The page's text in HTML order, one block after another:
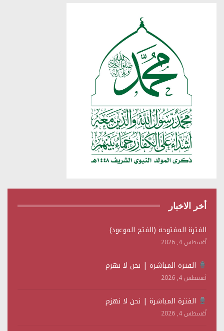
أخر الاخبار
الفترة المفتوحة (الفتح الموعود)
أغسطس 4, 2026
الفترة المباشرة | نحن لا نهزم
أغسطس 4, 2026
الفترة المباشرة | نحن لا نهزم
أغسطس 4, 2026